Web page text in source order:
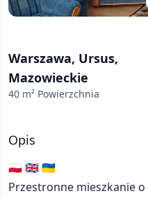
Warszawa, Ursus,
Mazowieckie
40 m² Powierzchnia
Opis
🇵🇱 🇬🇧 🇺🇦
Przestronne mieszkanie